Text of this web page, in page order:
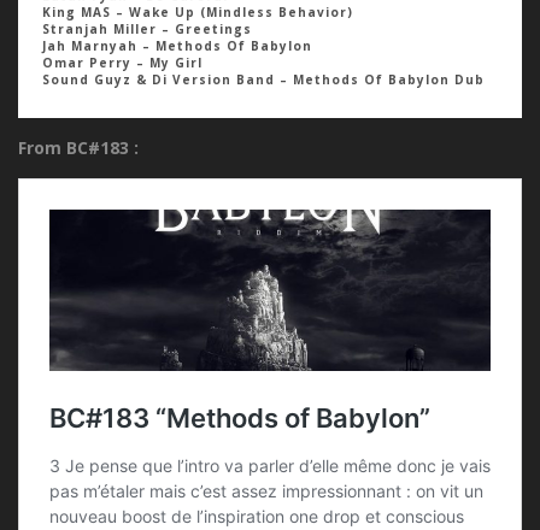
King MAS – Wake Up (Mindless Behavior)
Stranjah Miller – Greetings
Jah Marnyah – Methods Of Babylon
Omar Perry – My Girl
Sound Guyz & Di Version Band – Methods Of Babylon Dub
From BC#183 :